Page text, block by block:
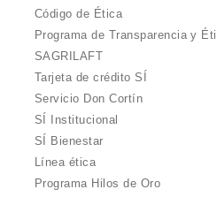
Código de Ética
Programa de Transparencia y
SAGRILAFT
Tarjeta de crédito SÍ
Servicio Don Cortín
SÍ Institucional
SÍ Bienestar
Línea ética
Programa Hilos de Oro